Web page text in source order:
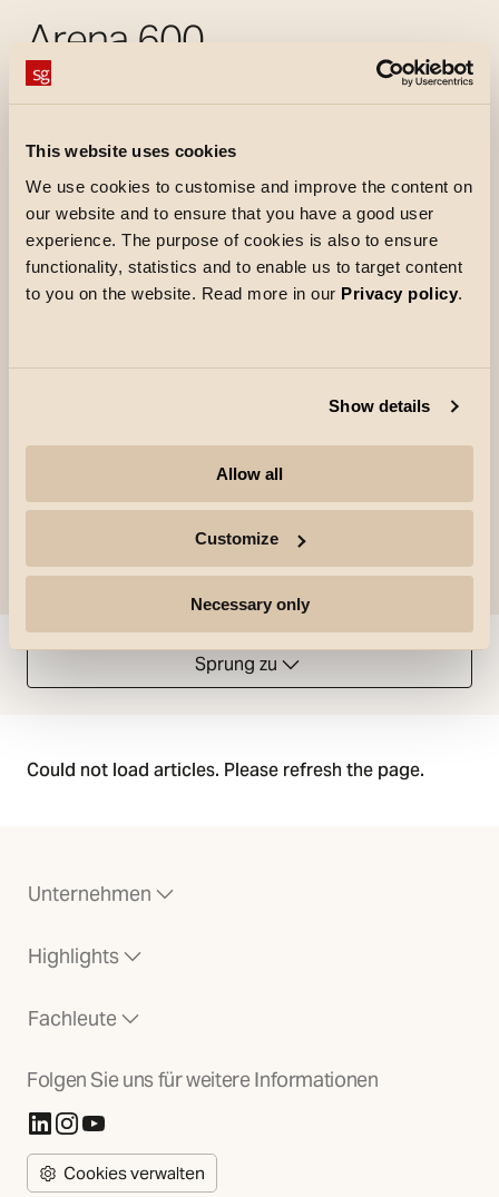
This website uses cookies
We use cookies to customise and improve the content on
our website and to ensure that you have a good user
experience. The purpose of cookies is also to ensure
functionality, statistics and to enable us to target content
to you on the website. Read more in our Privacy policy.
Show details
Allow all
Customize
Necessary only
Arena 600
Leuchte für die Allgemeinbeleuchtung im
ShopLine 3-Phasen-Schienensystem. Dank
werden.
Die stilvolle, schlanke Leuchte mit präziser
Linsentechnologie lenkt das Licht gezielt dorthin,
wo es benötigt wird. Der im Schienenadapter
Sehkomfort und maximale Flexibilität.
Sprung zu
Could not load articles. Please refresh the page.
Unternehmen
Highlights
Fachleute
Folgen Sie uns für weitere Informationen
(Öffnet in neuer Registerkarte)
(Öffnet in neuer Registerkarte)
(Öffnet in neuer Registerkarte)
Cookies verwalten